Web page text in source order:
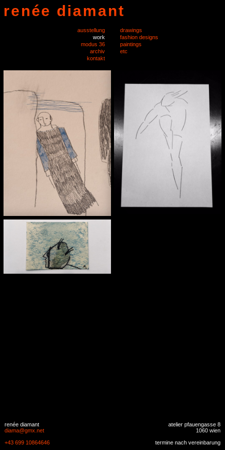
renée diamant
ausstellung
work
modus 36
archiv
kontakt
drawings
fashion designs
paintings
etc
renée diamant
diama@gmx .net
atelier pfauengasse 8
1060 wien
+43 699 10864646
termine nach vereinbarung